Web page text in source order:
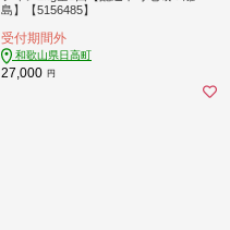
島】【5156485】
受付期間外
和歌山県日高町
27,000 円